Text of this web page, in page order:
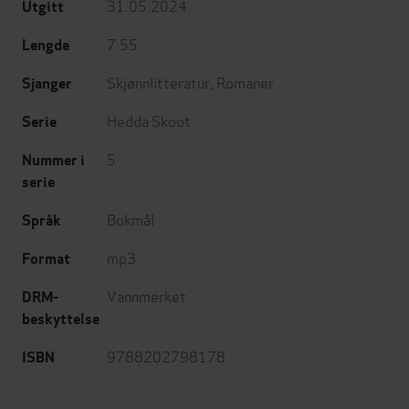
Utgitt 31.05.2024
Lengde 7:55
Sjanger Skjønnlitteratur Romaner
Serie Hedda Skoot
Nummer i
serie
5
Språk Bokmål
Format mp3
DRM-
beskyttelse
Vannmerket
ISBN 9788202798178